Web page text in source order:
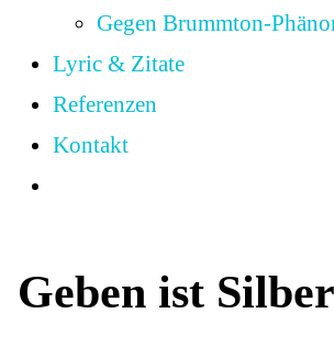
Gegen Brummton-
Lyric & Zitate
Referenzen
Kontakt
Geben ist